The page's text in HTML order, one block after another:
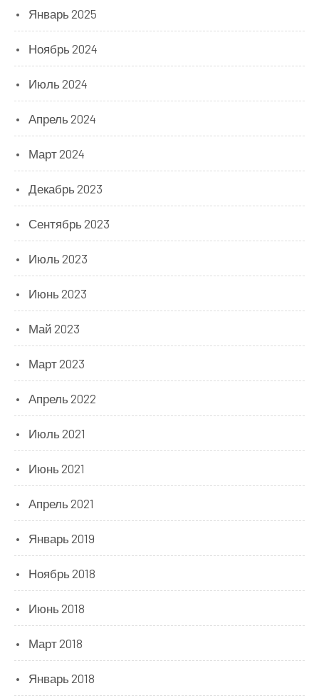
Январь 2025
Ноябрь 2024
Июль 2024
Апрель 2024
Март 2024
Декабрь 2023
Сентябрь 2023
Июль 2023
Июнь 2023
Май 2023
Март 2023
Апрель 2022
Июль 2021
Июнь 2021
Апрель 2021
Январь 2019
Ноябрь 2018
Июнь 2018
Март 2018
Январь 2018